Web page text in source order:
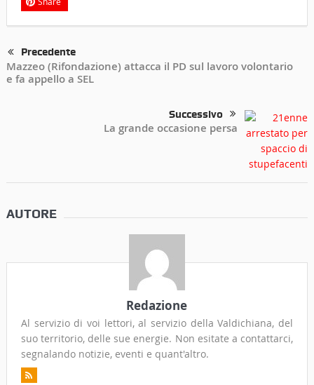
Precedente
Mazzeo (Rifondazione) attacca il PD sul lavoro volontario
e fa appello a SEL
Successivo
La grande occasione persa
AUTORE
Redazione
Al servizio di voi lettori, al servizio della Valdichiana, del
suo territorio, delle sue energie. Non esitate a contattarci,
segnalando notizie, eventi e quant'altro.